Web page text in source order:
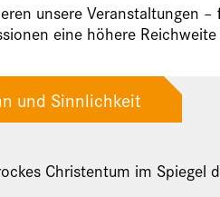
unsere Veranstaltungen
eine höhere
und Sinnlichkeit
Christentum im Spiegel